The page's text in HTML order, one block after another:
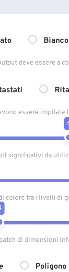
deve essere a
essere impilate
significativi da
colore tra i livelli di
di dimensioni
Poligono